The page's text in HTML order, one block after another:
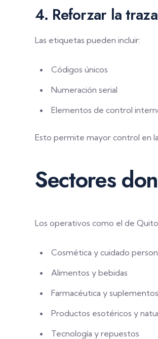
4. Reforzar la
Las etiquetas pueden incluir:
Códigos únicos
Numeración serial
Elementos de control
Esto permite mayor control en
Sectores
Los operativos como el de
Cosmética y cuidado
Alimentos y bebidas
Farmacéutica y suplementos
Productos esotéricos y
Tecnología y repuestos